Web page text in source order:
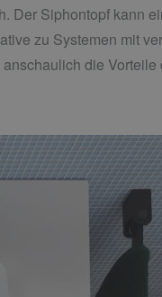
Der Siphontopf kann
zu Systemen mit
die Vorteile